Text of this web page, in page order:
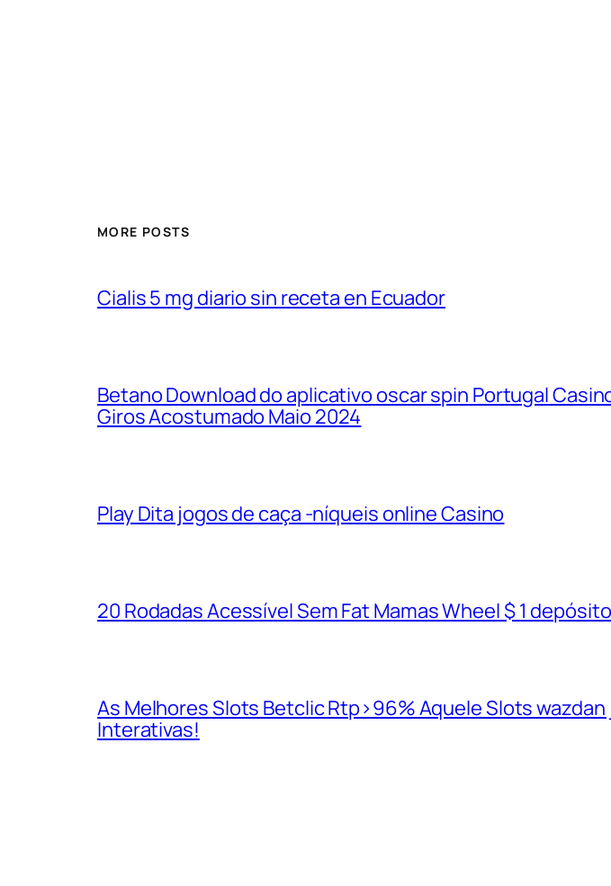
MORE POSTS
Cialis 5 mg diario sin receta en Ecuador
Betano Download do aplicativo oscar spin Portugal
Giros Acostumado Maio 2024
Play Dita jogos de caça -níqueis online Casino
20 Rodadas Acessível Sem Fat Mamas Wheel $ 1
As Melhores Slots Betclic Rtp>96% Aquele Slots
Interativas!